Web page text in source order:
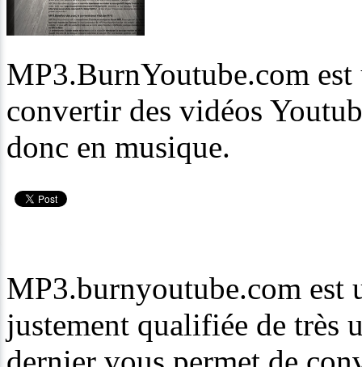
MP3.BurnYoutube.com
convertir des vidéos
donc en musique.
MP3.burnyoutube.com est
justement qualifiée de très